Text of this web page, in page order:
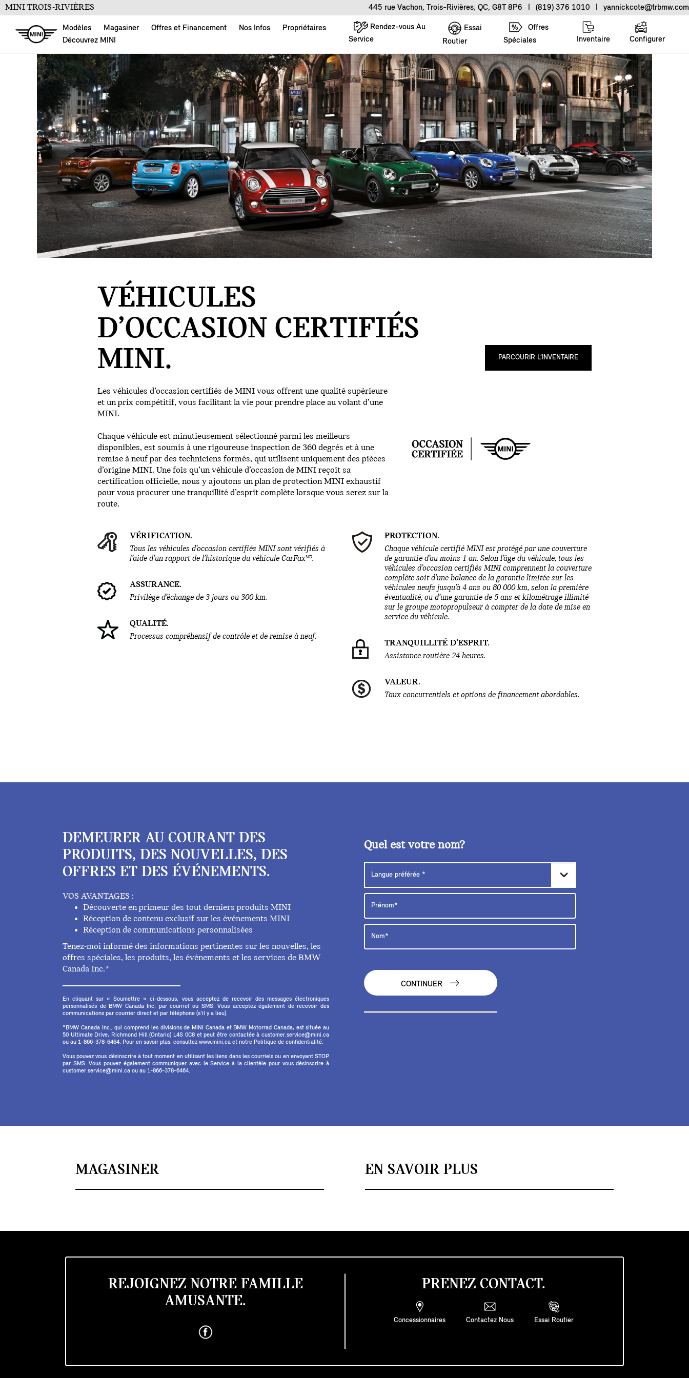
MINI TROIS-RIVIÈRES 445 rue Vachon, Trois-Rivières, QC, G8T 8P6 (819) 376 1010 yannickcote@trbmw.com
Modèles Magasiner Offres et Financement Nos Infos
Propriétaires
Découvrez MINI
Rendez-vous Au
Service
Essai
Routier
Offres
Spéciales
Inventaire Configurer
VÉHICULES
D’OCCASION CERTIFIÉS
MINI.
PARCOURIR L’INVENTAIRE
Les véhicules d’occasion certifiés de MINI vous offrent une qualité supérieure
et un prix compétitif, vous facilitant la vie pour prendre place au volant d’une
MINI.
Chaque véhicule est minutieusement sélectionné parmi les meilleurs
disponibles, est soumis à une rigoureuse inspection de 360 degrés et à une
remise à neuf par des techniciens formés, qui utilisent uniquement des pièces
d’origine MINI. Une fois qu’un véhicule d’occasion de MINI reçoit sa
certification officielle, nous y ajoutons un plan de protection MINI exhaustif
pour vous procurer une tranquillité d’esprit complète lorsque vous serez sur la
route.
VÉRIFICATION.
Tous les véhicules d’occasion certifiés MINI sont vérifiés à
l’aide d’un rapport de l’historique du véhicule CarFaxMD.
ASSURANCE.
Privilège d’échange de 3 jours ou 300 km.
QUALITÉ.
Processus compréhensif de contrôle et de remise à neuf.
PROTECTION.
Chaque véhicule certifié MINI est protégé par une couverture
de garantie d’au moins 1 an. Selon l’âge du véhicule, tous les
véhicules d’occasion certifiés MINI comprennent la couverture
complète soit d’une balance de la garantie limitée sur les
véhicules neufs jusqu’à 4 ans ou 80 000 km, selon la première
éventualité, ou d’une garantie de 5 ans et kilométrage illimité
sur le groupe motopropulseur à compter de la date de mise en
service du véhicule.
TRANQUILLITÉ D’ESPRIT.
Assistance routière 24 heures.
VALEUR.
Taux concurrentiels et options de financement abordables.
DEMEURER AU COURANT DES
PRODUITS, DES NOUVELLES, DES
OFFRES ET DES ÉVÉNEMENTS.
VOS AVANTAGES :
Découverte en primeur des tout derniers produits MINI
Réception de contenu exclusif sur les événements MINI
Réception de communications personnalisées
Tenez-moi informé des informations pertinentes sur les nouvelles, les
offres spéciales, les produits, les événements et les services de BMW
Canada Inc.*
En cliquant sur « Soumettre » ci-dessous, vous acceptez de recevoir des messages électroniques
personnalisés de BMW Canada Inc. par courriel ou SMS. Vous acceptez également de recevoir des
communications par courrier direct et par téléphone (s'il y a lieu).
*BMW Canada Inc., qui comprend les divisions de MINI Canada et BMW Motorrad Canada, est située au
50 Ultimate Drive, Richmond Hill (Ontario) L4S 0C8 et peut être contactée à customer.service@mini.ca
ou au 1-866-378-6464. Pour en savoir plus, consultez www.mini.ca et notre Politique de confidentialité.
Vous pouvez vous désinscrire à tout moment en utilisant les liens dans les courriels ou en envoyant STOP
par SMS. Vous pouvez également communiquer avec le Service à la clientèle pour vous désinscrire à
customer.service@mini.ca ou au 1-866-378-6464.
Quel est votre nom?
CONTINUER
MAGASINER EN SAVOIR PLUS
REJOIGNEZ NOTRE FAMILLE
AMUSANTE.
PRENEZ CONTACT.
Concessionnaires Contactez Nous Essai Routier